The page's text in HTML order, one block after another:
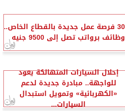
3070 فرصة عمل جديدة بالقطاع الخاص..
وظائف برواتب تصل إلى 9500 جنيه
إحلال السيارات المتهالكة يعود
للواجهة.. مبادرة جديدة لدعم
«الكهربائية» وتمويل استبدال
السيارات...